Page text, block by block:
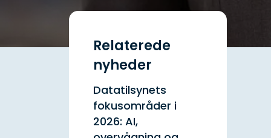
Relaterede
nyheder
Datatilsynets
fokusområder i
2026: AI,